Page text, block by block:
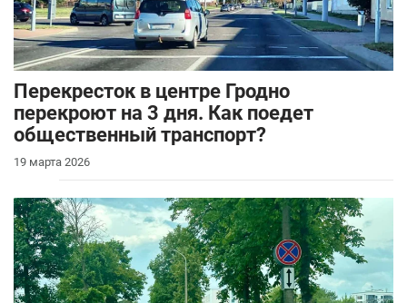
Перекресток в центре Гродно
перекроют на 3 дня. Как поедет
общественный транспорт?
19 марта 2026